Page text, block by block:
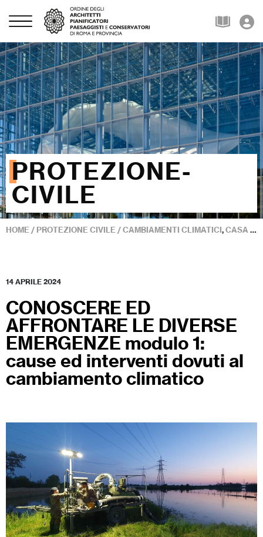
PROTEZIONE-
CIVILE
HOME / PROTEZIONE CIVILE /CAMBIAMENTI CLIMATICI,CASA CLIMA
14 APRILE 2024
CONOSCERE ED
AFFRONTARE LE DIVERSE
EMERGENZE modulo 1:
cause ed interventi dovuti al
cambiamento climatico